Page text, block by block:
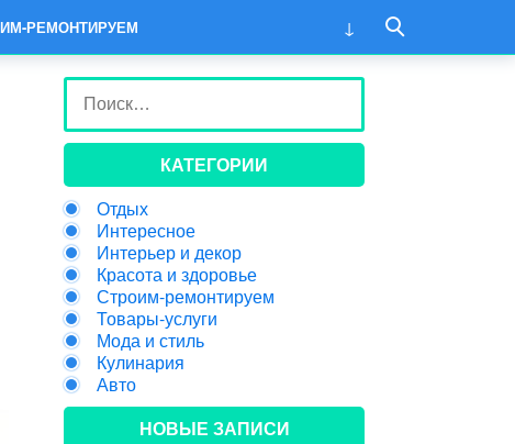
РЕМОНТИРУЕМ
КАТЕГОРИИ
Отдых
Интересное
Интерьер и декор
Красота и здоровье
Строим-ремонтируем
Товары-услуги
Мода и стиль
Кулинария
Авто
НОВЫЕ ЗАПИСИ